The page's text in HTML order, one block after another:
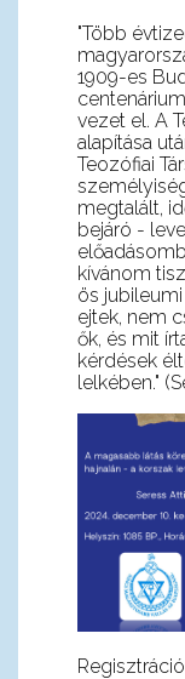
"Több
1909-es
vezet el. A
alapítása
Teozófiai
megtalált,
bejáró -
kívánom
ös
ejtek, nem
ők, és mit
kérdések
lelkében."